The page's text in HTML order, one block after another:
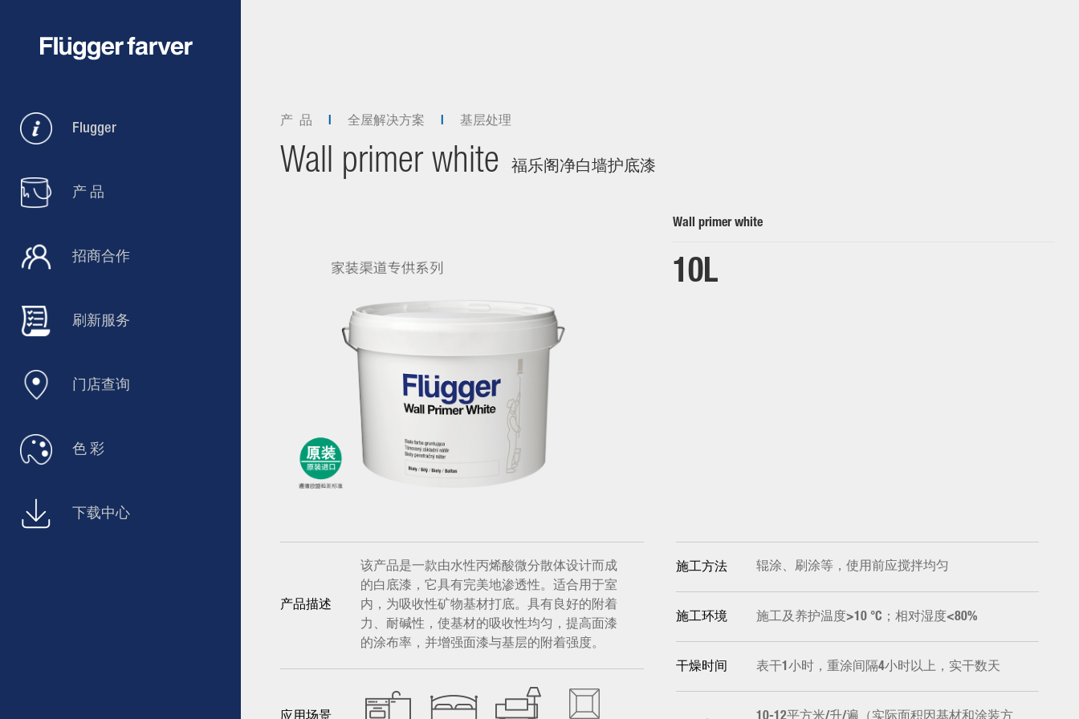
Flugger
产 品
招商合作
刷新服务
门店查询
色 彩
下载中心
产 品 全屋解决方案 基层处理
Wall primer white 福乐阁净白墙护底漆
Wall primer white
10L
产品描述
该产品是一款由水性丙烯酸微分散体设计而成
的白底漆，它具有完美地渗透性。适合用于室
内，为吸收性矿物基材打底。具有良好的附着
力、耐碱性，使基材的吸收性均匀，提高面漆
的涂布率，并增强面漆与基层的附着强度。
施工方法 辊涂、刷涂等，使用前应搅拌均匀
施工环境 施工及养护温度>10 °C；相对湿度<80%
干燥时间 表干1小时，重涂间隔4小时以上，实干数天
10-12平方米/升/遍（实际面积因基材和涂装方